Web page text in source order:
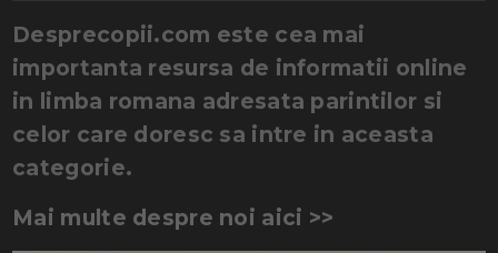
Desprecopii.com este cea mai
importanta resursa de informatii online
in limba romana adresata parintilor si
celor care doresc sa intre in aceasta
categorie.
Mai multe despre noi aici >>